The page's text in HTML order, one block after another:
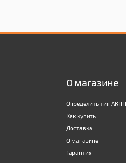
О магазине
Определить тип АКПП
Как купить
Доставка
О магазине
Гарантия